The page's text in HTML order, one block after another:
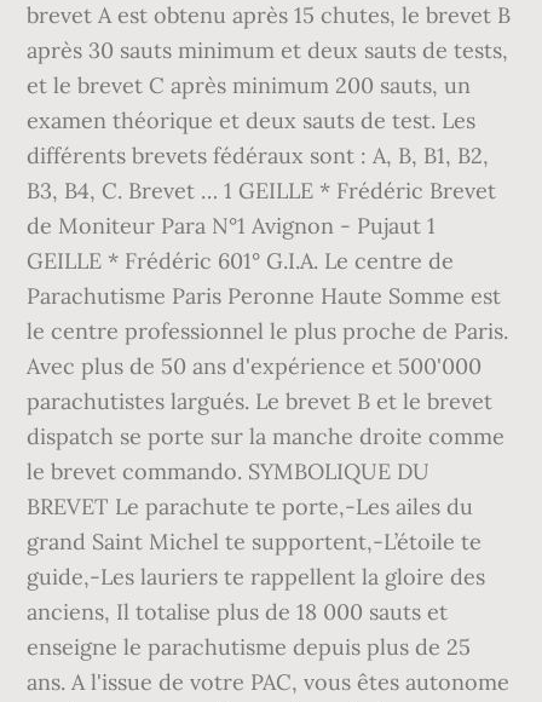
brevet A est obtenu après 15 chutes, le brevet B
après 30 sauts minimum et deux sauts de tests,
et le brevet C après minimum 200 sauts, un
examen théorique et deux sauts de test. Les
différents brevets fédéraux sont : A, B, B1, B2,
B3, B4, C. Brevet … 1 GEILLE * Frédéric Brevet
de Moniteur Para N°1 Avignon - Pujaut 1
GEILLE * Frédéric 601° G.I.A. Le centre de
Parachutisme Paris Peronne Haute Somme est
le centre professionnel le plus proche de Paris.
Avec plus de 50 ans d'expérience et 500'000
parachutistes largués. Le brevet B et le brevet
dispatch se porte sur la manche droite comme
le brevet commando. SYMBOLIQUE DU
BREVET Le parachute te porte,-Les ailes du
grand Saint Michel te supportent,-L’étoile te
guide,-Les lauriers te rappellent la gloire des
anciens, Il totalise plus de 18 000 sauts et
enseigne le parachutisme depuis plus de 25
ans. A l'issue de votre PAC, vous êtes autonome